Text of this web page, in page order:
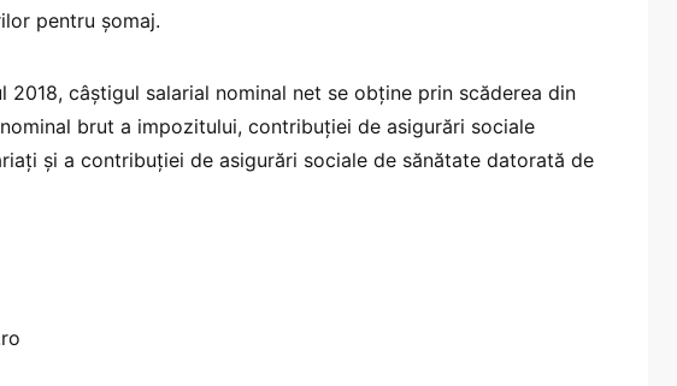
pentru şomaj.
2018, câştigul salarial nominal net se obţine prin scăderea din
brut a impozitului, contribuţiei de asigurări sociale
şi a contribuţiei de asigurări sociale de sănătate datorată de